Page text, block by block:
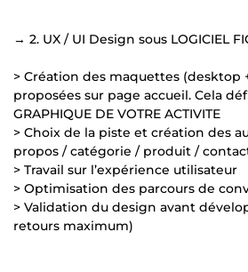
→ 2. UX / UI Design sous LOGICIEL
> Création des maquettes (desktop
proposées sur page accueil. Cela
GRAPHIQUE DE VOTRE ACTIVITE
> Choix de la piste et création des
propos / catégorie / produit /
> Travail sur l’expérience utilisateur
> Optimisation des parcours de
> Validation du design avant
retours maximum)